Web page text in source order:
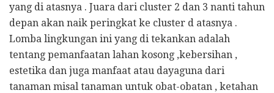
yang di atasnya . Juara dari cluster 2 dan 3 nanti tahun
depan akan naik peringkat ke cluster d atasnya .
Lomba lingkungan ini yang di tekankan adalah
tentang pemanfaatan lahan kosong ,kebersihan ,
estetika dan juga manfaat atau dayaguna dari
tanaman misal tanaman untuk obat-obatan , ketahan